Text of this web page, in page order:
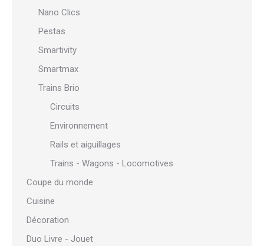
Nano Clics
Pestas
Smartivity
Smartmax
Trains Brio
Circuits
Environnement
Rails et aiguillages
Trains - Wagons - Locomotives
Coupe du monde
Cuisine
Décoration
Duo Livre - Jouet